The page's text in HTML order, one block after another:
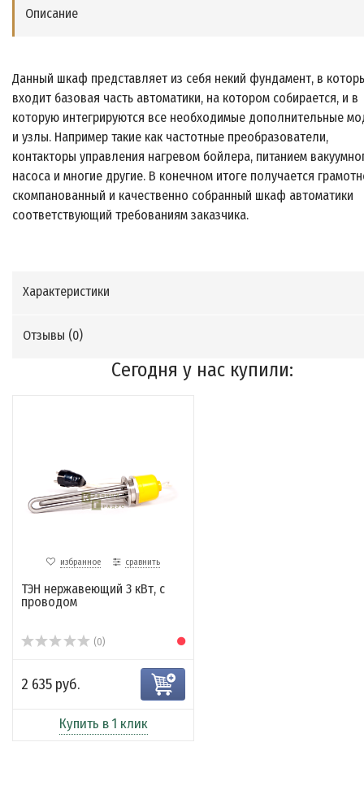
Описание
Данный шкаф представляет из себя некий фундамент, в
входит базовая часть автоматики, на котором собирается, и в
которую интегрируются все необходимые дополнительные
и узлы. Например такие как частотные преобразователи,
контакторы управления нагревом бойлера, питанием
насоса и многие другие. В конечном итоге получается
скомпанованный и качественно собранный шкаф автоматики
соответствующий требованиям заказчика.
Характеристики
Отзывы (0)
Сегодня у нас купили:
избранное сравнить
ТЭН нержавеющий 3 кВт, с
проводом
(0)
2 635 руб.
Купить в 1 клик